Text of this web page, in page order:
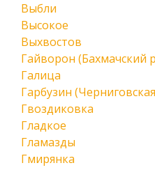
Выбли
Высокое
Выхвостов
Гайворон (Бахмачский
Галица
Гарбузин
Гвоздиковка
Гладкое
Гламазды
Гмирянка